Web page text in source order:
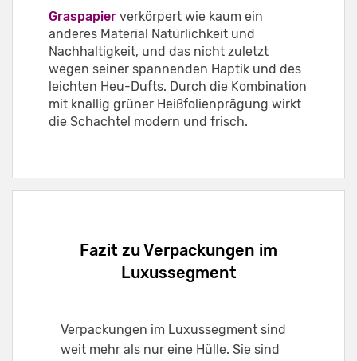
Graspapier verkörpert wie kaum ein
anderes Material Natürlichkeit und
Nachhaltigkeit, und das nicht zuletzt
wegen seiner spannenden Haptik und des
leichten Heu-Dufts. Durch die Kombination
mit knallig grüner Heißfolienprägung wirkt
die Schachtel modern und frisch.
Fazit zu Verpackungen im
Luxussegment
Verpackungen im Luxussegment sind
weit mehr als nur eine Hülle. Sie sind